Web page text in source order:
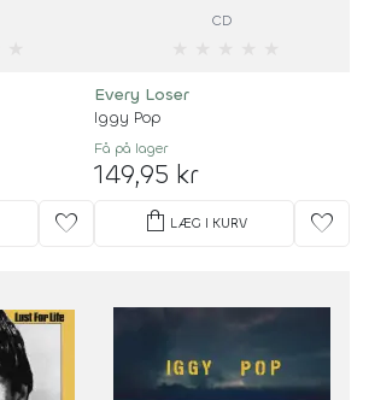
favorite
CD
Every Loser
Iggy Pop
Få på lager
149,95 kr
shopping_bag LÆG I KURV favorite